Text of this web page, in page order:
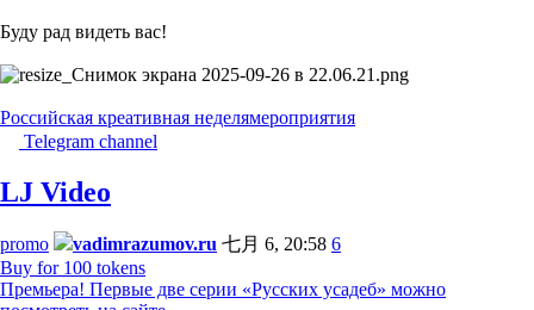
Буду рад видеть вас!
Российская креативная неделямероприятия
Telegram channel
LJ Video
promo vadimrazumov.ru 七月 6, 20:58 6
Buy for 100 tokens
Премьера! Первые две серии «Русских усадеб» можно